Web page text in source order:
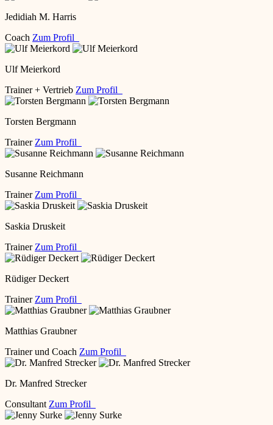
Jedidiah M. Harris
Coach Zum Profil
Ulf Meierkord
Trainer + Vertrieb Zum Profil
Torsten Bergmann
Trainer Zum Profil
Susanne Reichmann
Trainer Zum Profil
Saskia Druskeit
Trainer Zum Profil
Rüdiger Deckert
Trainer Zum Profil
Matthias Graubner
Trainer und Coach Zum Profil
Dr. Manfred Strecker
Consultant Zum Profil